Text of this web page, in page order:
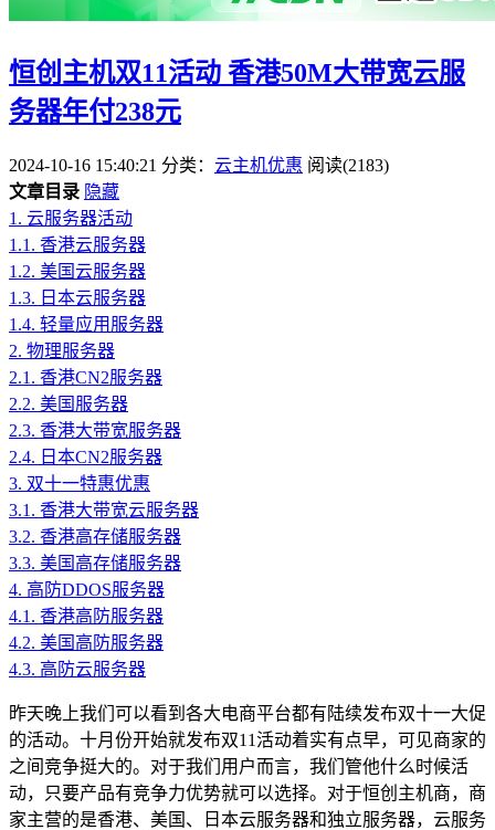
恒创主机双11活动 香港50M大带宽云服
务器年付238元
2024-10-16 15:40:21 分类： 云主机优惠 阅读(2183)
文章目录 隐藏
1. 云服务器活动
1.1. 香港云服务器
1.2. 美国云服务器
1.3. 日本云服务器
1.4. 轻量应用服务器
2. 物理服务器
2.1. 香港CN2服务器
2.2. 美国服务器
2.3. 香港大带宽服务器
2.4. 日本CN2服务器
3. 双十一特惠优惠
3.1. 香港大带宽云服务器
3.2. 香港高存储服务器
3.3. 美国高存储服务器
4. 高防DDOS服务器
4.1. 香港高防服务器
4.2. 美国高防服务器
4.3. 高防云服务器
昨天晚上我们可以看到各大电商平台都有陆续发布双十一大促
的活动。十月份开始就发布双11活动着实有点早，可见商家的
之间竞争挺大的。对于我们用户而言，我们管他什么时候活
动，只要产品有竞争力优势就可以选择。对于恒创主机商，商
家主营的是香港、美国、日本云服务器和独立服务器，云服务